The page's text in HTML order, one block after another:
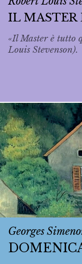
IL MASTER
«Il Master è tutto
Louis Stevenson).
Georges